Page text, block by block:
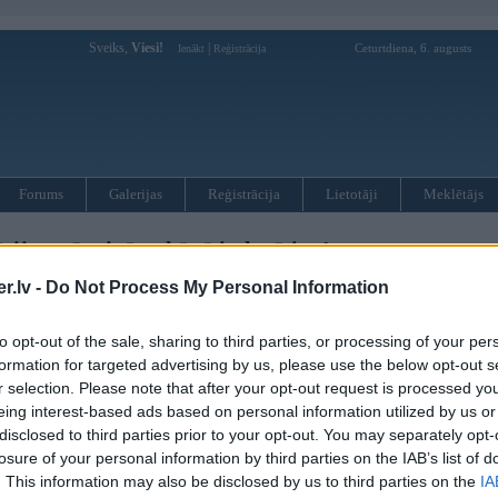
- Do Not Process My Personal Information
opt-out of the sale, sharing to third parties, or processing of your
for targeted advertising by us, please use the below opt-out
selection. Please note that after your opt-out request is processed
interest-based ads based on personal information utilized by us
to third parties prior to your opt-out. You may separately
of your personal information by third parties on the IAB’s list of
This information may also be disclosed by us to third parties on the
Sveiks, Viesi! Ienākt Reģistrācija Ceturtdiena, 6. augusts
Forums Galerijas Reģistrācija Lietotāji Meklētājs
mēs zinām, kā tā izskatīsies !
jaunā BMW 5. sērija (rūpnīcas indekss E60) veic pēdējos izmēģinājumus uz Vācijas
– “medniekiem” izdevies nofotografēt automobili, kurš pārvietojās pa ielām faktiski
Tagad jaunā “piecsimtā” kopskats ir pilnībā zināms. Šī 5. sērija tirgū nonāks nākošajā
platāka un smagāka, salīdzinot ar pašreizējo paaudzi. Kopā ar izmēriem nedaudz palielināsies